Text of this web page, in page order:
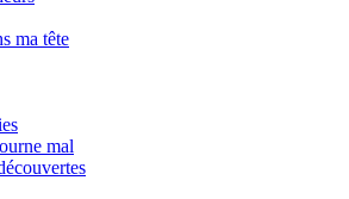
ma tête
mal